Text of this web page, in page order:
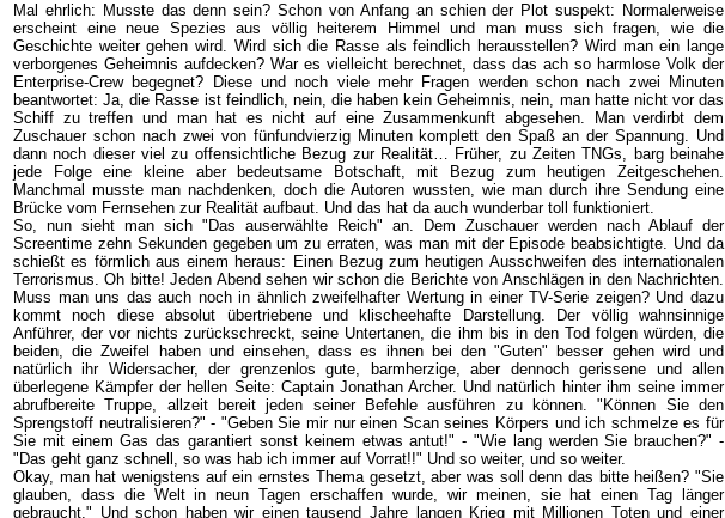
Mal ehrlich: Musste das denn sein? Schon von Anfang an schien der Plot suspekt: Normalerweise
erscheint eine neue Spezies aus völlig heiterem Himmel und man muss sich fragen, wie die
Geschichte weiter gehen wird. Wird sich die Rasse als feindlich herausstellen? Wird man ein lange
verborgenes Geheimnis aufdecken? War es vielleicht berechnet, dass das ach so harmlose Volk der
Enterprise-Crew begegnet? Diese und noch viele mehr Fragen werden schon nach zwei Minuten
beantwortet: Ja, die Rasse ist feindlich, nein, die haben kein Geheimnis, nein, man hatte nicht vor das
Schiff zu treffen und man hat es nicht auf eine Zusammenkunft abgesehen. Man verdirbt dem
Zuschauer schon nach zwei von fünfundvierzig Minuten komplett den Spaß an der Spannung. Und
dann noch dieser viel zu offensichtliche Bezug zur Realität… Früher, zu Zeiten TNGs, barg beinahe
jede Folge eine kleine aber bedeutsame Botschaft, mit Bezug zum heutigen Zeitgeschehen.
Manchmal musste man nachdenken, doch die Autoren wussten, wie man durch ihre Sendung eine
Brücke vom Fernsehen zur Realität aufbaut. Und das hat da auch wunderbar toll funktioniert.
So, nun sieht man sich "Das auserwählte Reich" an. Dem Zuschauer werden nach Ablauf der
Screentime zehn Sekunden gegeben um zu erraten, was man mit der Episode beabsichtigte. Und da
schießt es förmlich aus einem heraus: Einen Bezug zum heutigen Ausschweifen des internationalen
Terrorismus. Oh bitte! Jeden Abend sehen wir schon die Berichte von Anschlägen in den Nachrichten.
Muss man uns das auch noch in ähnlich zweifelhafter Wertung in einer TV-Serie zeigen? Und dazu
kommt noch diese absolut übertriebene und klischeehafte Darstellung. Der völlig wahnsinnige
Anführer, der vor nichts zurückschreckt, seine Untertanen, die ihm bis in den Tod folgen würden, die
beiden, die Zweifel haben und einsehen, dass es ihnen bei den "Guten" besser gehen wird und
natürlich ihr Widersacher, der grenzenlos gute, barmherzige, aber dennoch gerissene und allen
überlegene Kämpfer der hellen Seite: Captain Jonathan Archer. Und natürlich hinter ihm seine immer
abrufbereite Truppe, allzeit bereit jeden seiner Befehle ausführen zu können. "Können Sie den
Sprengstoff neutralisieren?" - "Geben Sie mir nur einen Scan seines Körpers und ich schmelze es für
Sie mit einem Gas das garantiert sonst keinem etwas antut!" - "Wie lang werden Sie brauchen?" -
"Das geht ganz schnell, so was hab ich immer auf Vorrat!!" Und so weiter, und so weiter.
Okay, man hat wenigstens auf ein ernstes Thema gesetzt, aber was soll denn das bitte heißen? "Sie
glauben, dass die Welt in neun Tagen erschaffen wurde, wir meinen, sie hat einen Tag länger
gebraucht." Und schon haben wir einen tausend Jahre langen Krieg mit Millionen Toten und einer